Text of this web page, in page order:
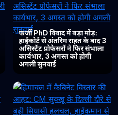
फर्जी PhD विवाद में बड़ा मोड़:
हाईकोर्ट से अंतरिम राहत के बाद 3
असिस्टेंट प्रोफेसरों ने फिर संभाला
कार्यभार, 3 अगस्त को होगी
अगली सुनवाई